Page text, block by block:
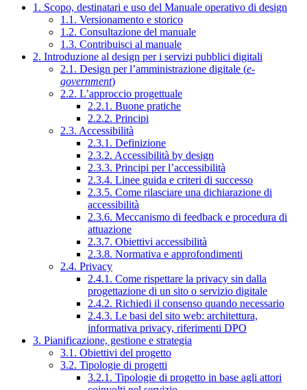
1. Scopo, destinatari e uso del Manuale operativo di design
1.1. Versionamento e storico
1.2. Consultazione del manuale
1.3. Contribuisci al manuale
2. Introduzione al design per i servizi pubblici digitali
2.1. Design per l’amministrazione digitale (e-
government)
2.2. L’approccio progettuale
2.2.1. Buone pratiche
2.2.2. Principi
2.3. Accessibilità
2.3.1. Definizione
2.3.2. Accessibilità by design
2.3.3. Principi per l’accessibilità
2.3.4. Linee guida e criteri di successo
2.3.5. Come rilasciare una dichiarazione di
accessibilità
2.3.6. Meccanismo di feedback e procedura di
attuazione
2.3.7. Obiettivi accessibilità
2.3.8. Normativa e approfondimenti
2.4. Privacy
2.4.1. Come rispettare la privacy sin dalla
progettazione di un sito o servizio digitale
2.4.2. Richiedi il consenso quando necessario
2.4.3. Le basi del sito web: architettura,
informativa privacy, riferimenti DPO
3. Pianificazione, gestione e strategia
3.1. Obiettivi del progetto
3.2. Tipologie di progetti
3.2.1. Tipologie di progetto in base agli attori